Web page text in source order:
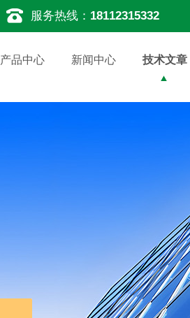
服务热线： 18112315332
产品中心 新闻中心 技术文章